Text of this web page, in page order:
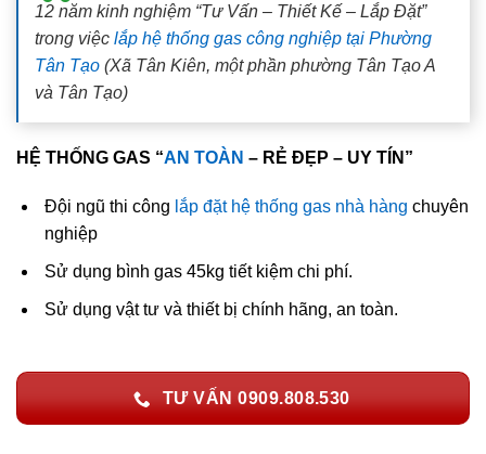
12 năm kinh nghiệm “Tư Vấn – Thiết Kế – Lắp Đặt”
trong việc lắp hệ thống gas công nghiệp tại Phường
Tân Tạo (Xã Tân Kiên, một phần phường Tân Tạo A
và Tân Tạo)
HỆ THỐNG GAS “AN TOÀN – RẺ ĐẸP – UY TÍN”
Đội ngũ thi công lắp đặt hệ thống gas nhà hàng chuyên
nghiệp
Sử dụng bình gas 45kg tiết kiệm chi phí.
Sử dụng vật tư và thiết bị chính hãng, an toàn.
TƯ VẤN 0909.808.530